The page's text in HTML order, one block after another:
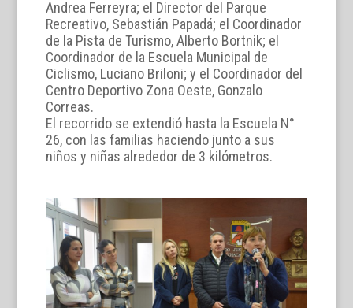
Andrea Ferreyra; el Director del Parque
Recreativo, Sebastián Papadá; el Coordinador
de la Pista de Turismo, Alberto Bortnik; el
Coordinador de la Escuela Municipal de
Ciclismo, Luciano Briloni; y el Coordinador del
Centro Deportivo Zona Oeste, Gonzalo
Correas.
El recorrido se extendió hasta la Escuela N°
26, con las familias haciendo junto a sus
niños y niñas alrededor de 3 kilómetros.